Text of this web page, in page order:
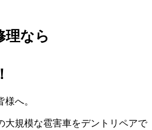
理なら
へ。
大規模な雹害車をデントリペアで